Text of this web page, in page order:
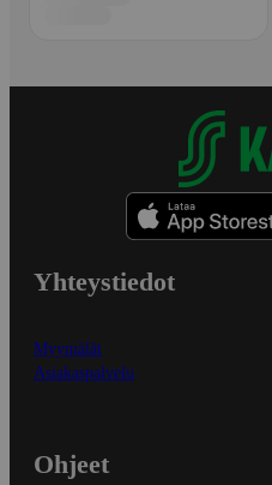
Yhteystiedot
Myymälät
Asiakaspalvelu
Ohjeet